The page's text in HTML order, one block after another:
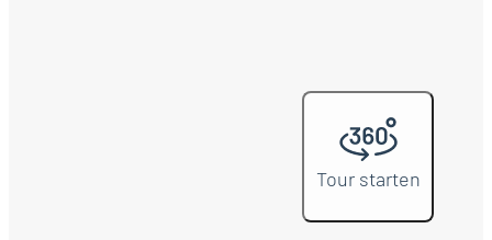
Tour starten